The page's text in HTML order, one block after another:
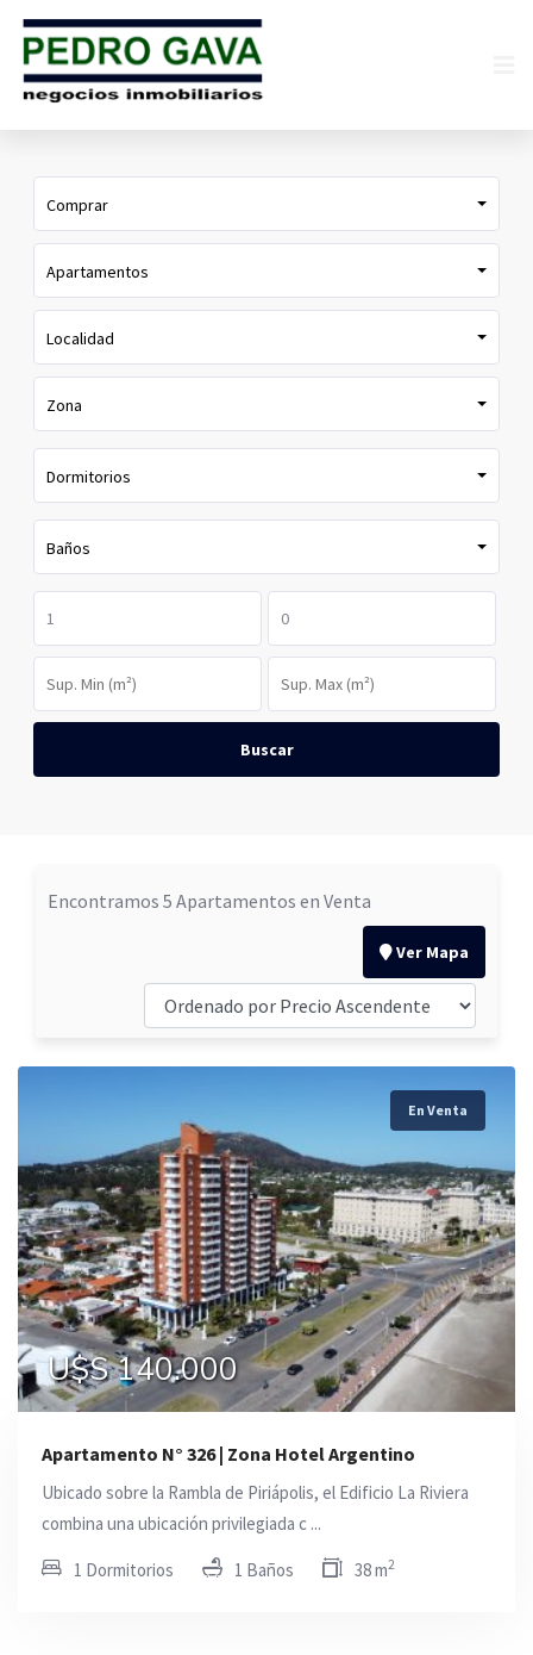
Comprar
Apartamentos
Localidad
Zona
Dormitorios
Baños
Buscar
Encontramos 5 Apartamentos en Venta
Ver Mapa
En Venta
U$S 140.000
Apartamento N° 326 | Zona Hotel Argentino
Ubicado sobre la Rambla de Piriápolis, el Edificio La Riviera
combina una ubicación privilegiada c ...
1 Dormitorios 1 Baños 38 m2